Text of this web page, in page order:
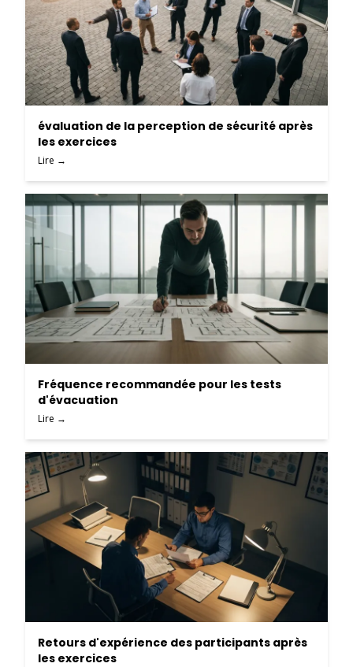
évaluation de la perception de sécurité après
les exercices
Lire →
Fréquence recommandée pour les tests
d'évacuation
Lire →
Retours d'expérience des participants après
les exercices